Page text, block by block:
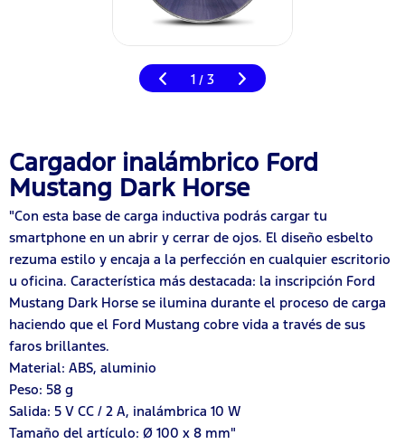
1 / 3
Cargador inalámbrico Ford
Mustang Dark Horse
"Con esta base de carga inductiva podrás cargar tu
smartphone en un abrir y cerrar de ojos. El diseño esbelto
rezuma estilo y encaja a la perfección en cualquier escritorio
u oficina. Característica más destacada: la inscripción Ford
Mustang Dark Horse se ilumina durante el proceso de carga
haciendo que el Ford Mustang cobre vida a través de sus
faros brillantes.
Material: ABS, aluminio
Peso: 58 g
Salida: 5 V CC / 2 A, inalámbrica 10 W
Tamaño del artículo: Ø 100 x 8 mm"